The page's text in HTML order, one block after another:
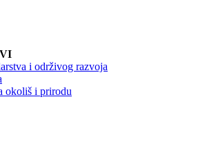
i održivog razvoja
okoliš i prirodu